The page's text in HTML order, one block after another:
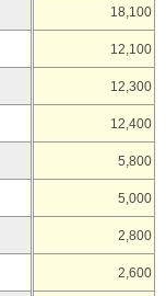
18,100
12,100
12,300
12,400
5,800
5,000
2,800
2,600